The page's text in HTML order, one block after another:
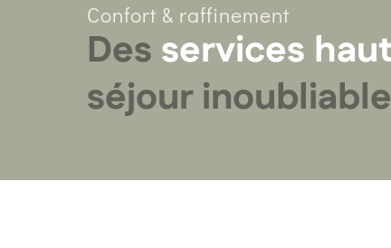
Confort & raffinement
Des services
séjour inoubliable